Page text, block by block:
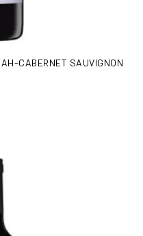
CABERNET SAUVIGNON